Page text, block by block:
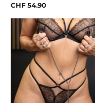
CHF 54.90